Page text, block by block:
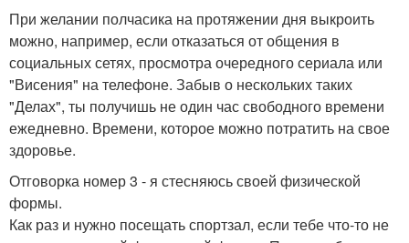
При желании полчасика на протяжении дня выкроить
можно, например, если отказаться от общения в
социальных сетях, просмотра очередного сериала или
"Висения" на телефоне. Забыв о нескольких таких
"Делах", ты получишь не один час свободного времени
ежедневно. Времени, которое можно потратить на свое
здоровье.
Отговорка номер 3 - я стесняюсь своей физической
формы.
Как раз и нужно посещать спортзал, если тебе что-то не